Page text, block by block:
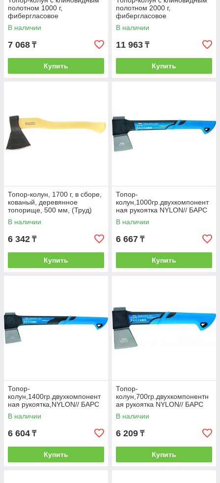
полотном 1000 г,
фибергласовое
двухкомпонентное топорище
380 мм// MATRIX
В наличии
7 068 ₸
Купить
полотном 2000 г,
фибергласовое
обрезиненное топорище 880
мм// MATRIX
В наличии
11 963 ₸
Купить
Топор-колун, 1700 г, в сборе,
кованый, деревянное
топорище, 500 мм, (Труд)
г.Вача// Россия
В наличии
6 342 ₸
Купить
Топор-
колун,1000гр.двухкомпонент
ная рукоятка NYLON// БАРС
В наличии
6 667 ₸
Купить
Топор-
колун,1400гр.двухкомпонент
ная рукоятка,NYLON// БАРС
В наличии
6 604 ₸
Купить
Топор-
колун,700гр.двухкомпонентн
ая рукоятка NYLON// БАРС
В наличии
6 209 ₸
Купить